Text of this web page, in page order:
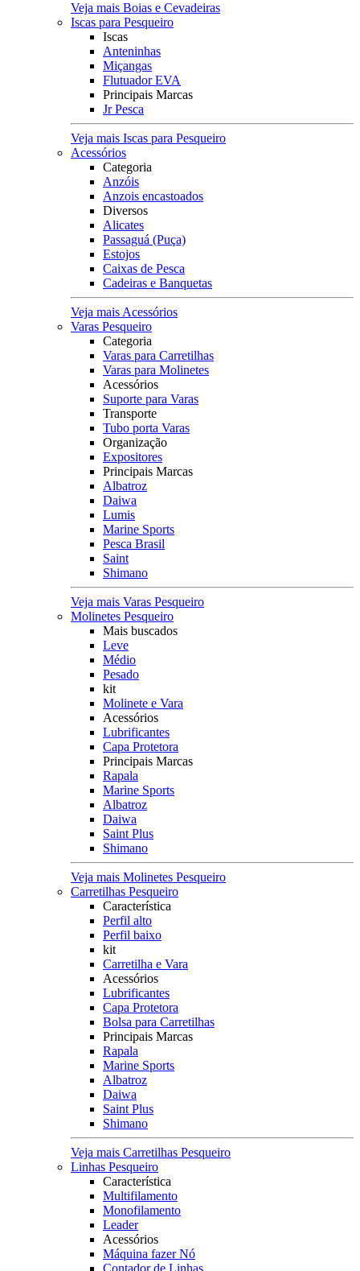
Veja mais Boias e Cevadeiras
Iscas para Pesqueiro
Iscas
Anteninhas
Miçangas
Flutuador EVA
Principais Marcas
Jr Pesca
Veja mais Iscas para Pesqueiro
Acessórios
Categoria
Anzóis
Anzois encastoados
Diversos
Alicates
Passaguá (Puça)
Estojos
Caixas de Pesca
Cadeiras e Banquetas
Veja mais Acessórios
Varas Pesqueiro
Categoria
Varas para Carretilhas
Varas para Molinetes
Acessórios
Suporte para Varas
Transporte
Tubo porta Varas
Organização
Expositores
Principais Marcas
Albatroz
Daiwa
Lumis
Marine Sports
Pesca Brasil
Saint
Shimano
Veja mais Varas Pesqueiro
Molinetes Pesqueiro
Mais buscados
Leve
Médio
Pesado
kit
Molinete e Vara
Acessórios
Lubrificantes
Capa Protetora
Principais Marcas
Rapala
Marine Sports
Albatroz
Daiwa
Saint Plus
Shimano
Veja mais Molinetes Pesqueiro
Carretilhas Pesqueiro
Característica
Perfil alto
Perfil baixo
kit
Carretilha e Vara
Acessórios
Lubrificantes
Capa Protetora
Bolsa para Carretilhas
Principais Marcas
Rapala
Marine Sports
Albatroz
Daiwa
Saint Plus
Shimano
Veja mais Carretilhas Pesqueiro
Linhas Pesqueiro
Característica
Multifilamento
Monofilamento
Leader
Acessórios
Máquina fazer Nó
Contador de Linhas